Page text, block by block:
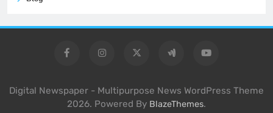
Digital Newspaper - Multipurpose News WordPress Theme
2026. Powered By BlazeThemes.